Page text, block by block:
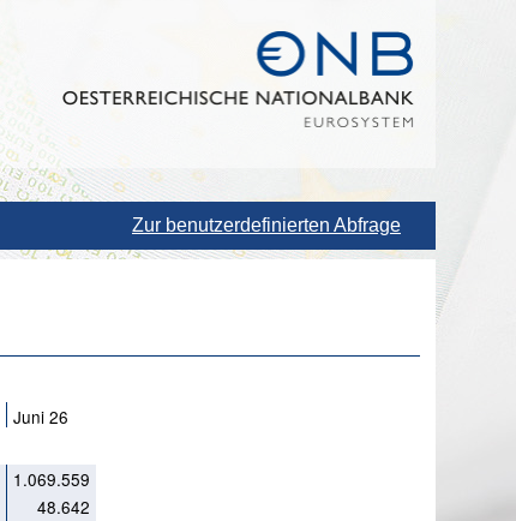
Zur benutzerdefinierten Abfrage
Juni 26
1.069.559
48.642